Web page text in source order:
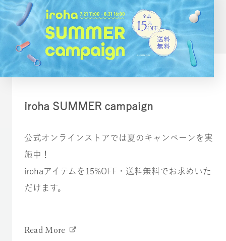
iroha SUMMER campaign
公式オンラインストアでは夏のキャンペーンを実
施中！
irohaアイテムを15%OFF・送料無料でお求めいた
だけます。
Read More